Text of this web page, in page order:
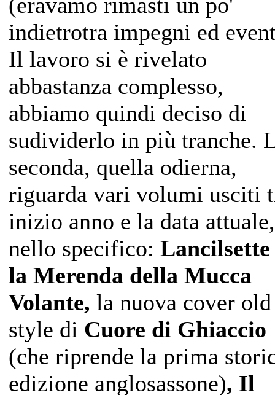
indietrotra impegni ed
Il lavoro si è rivelato
abbastanza complesso,
abbiamo quindi deciso di
sudividerlo in più tranche.
seconda, quella odierna,
riguarda vari volumi usciti
inizio anno e la data attuale,
nello specifico: Lancilsette
la Merenda della Mucca
Volante, la nuova cover old
style di Cuore di Ghiaccio
(che riprende la prima
edizione anglosassone), Il